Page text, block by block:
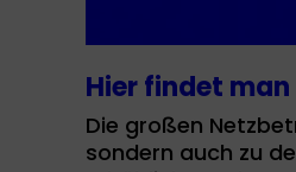
Hier findet
Die großen
sondern auch zu